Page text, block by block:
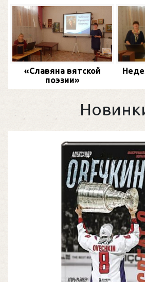
«Славяна вятской
поэзии»